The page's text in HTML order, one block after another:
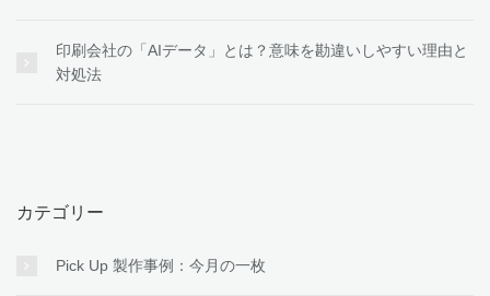
印刷会社の「AIデータ」とは？意味を勘違いしやすい理由と
対処法
カテゴリー
Pick Up 製作事例：今月の一枚